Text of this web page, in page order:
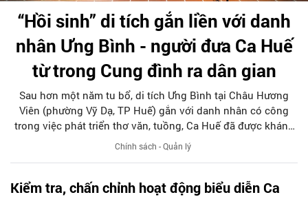
“Hồi sinh” di tích gắn liền với danh
nhân Ưng Bình - người đưa Ca Huế
từ trong Cung đình ra dân gian
Sau hơn một năm tu bổ, di tích Ưng Bình tại Châu Hương
Viên (phường Vỹ Dạ, TP Huế) gắn với danh nhân có công
trong việc phát triển thơ văn, tuồng, Ca Huế đã được khánh
thành, đưa vào sử dụng.
Chính sách - Quản lý
Kiểm tra, chấn chỉnh hoạt động biểu diễn Ca